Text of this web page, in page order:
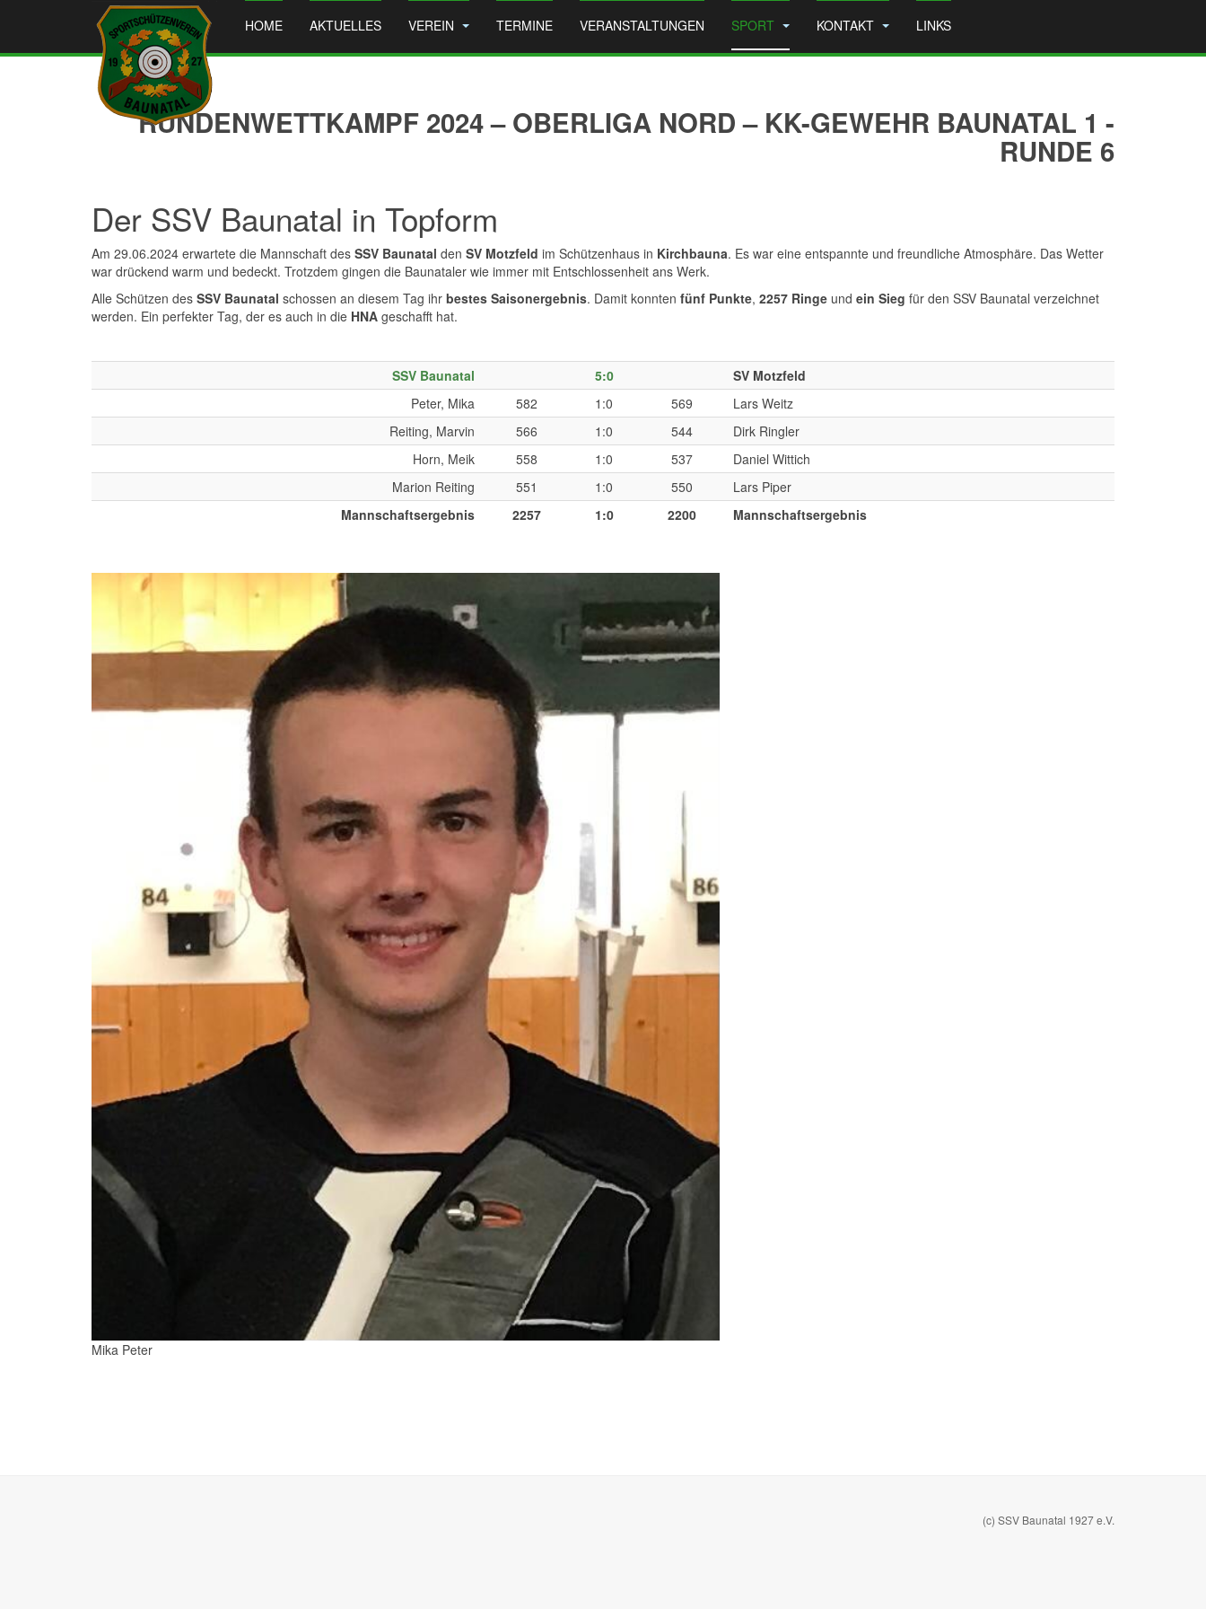
HOME AKTUELLES VEREIN TERMINE VERANSTALTUNGEN SPORT KONTAKT LINKS
RUNDENWETTKAMPF 2024 – OBERLIGA NORD – KK-GEWEHR BAUNATAL 1 -
RUNDE 6
Der SSV Baunatal in Topform
Am 29.06.2024 erwartete die Mannschaft des SSV Baunatal den SV Motzfeld im Schützenhaus in Kirchbauna. Es war eine entspannte und freundliche Atmosphäre. Das Wetter
war drückend warm und bedeckt. Trotzdem gingen die Baunataler wie immer mit Entschlossenheit ans Werk.
Alle Schützen des SSV Baunatal schossen an diesem Tag ihr bestes Saisonergebnis. Damit konnten fünf Punkte, 2257 Ringe und ein Sieg für den SSV Baunatal verzeichnet
werden. Ein perfekter Tag, der es auch in die HNA geschafft hat.
SSV Baunatal 5:0
SV Motzfeld
Peter, Mika
582 1:0 569
Lars Weitz
Reiting, Marvin
566 1:0 544
Dirk Ringler
Horn, Meik
558 1:0 537
Daniel Wittich
Marion Reiting
551 1:0 550
Lars Piper
Mannschaftsergebnis
2257 1:0 2200 Mannschaftsergebnis
Mika Peter
(c) SSV Baunatal 1927 e.V.